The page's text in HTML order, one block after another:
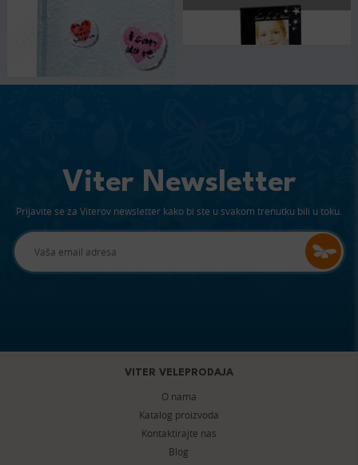
Viter Newsletter
Prijavite se za Viterov newsletter kako bi ste u svakom trenutku bili u toku.
VITER VELEPRODAJA
O nama
Katalog proizvoda
Kontaktirajte nas
Blog